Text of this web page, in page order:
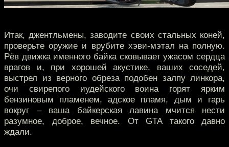
Итак, джентльмены, заводите своих стальных коней,
проверьте оружие и врубите хэви-мэтал на полную.
Рёв движка именного байка сковывает ужасом сердца
врагов и, при хорошей акустике, ваших соседей,
выстрел из верного обреза подобен залпу линкора,
очи свирепого иудейского воина горят ярким
бензиновым пламенем, адское пламя, дым и гарь
вокруг – ваша байкерская лавина мчится нести
разумное, доброе, вечное. От GTA такого давно
ждали.